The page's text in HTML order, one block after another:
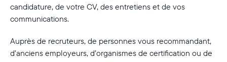
candidature, de votre CV, des entretiens et de vos
communications.
Auprès de recruteurs, de personnes vous recommandant,
d’anciens employeurs, d’organismes de certification ou de